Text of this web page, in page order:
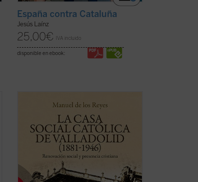
España contra Cataluña
Jesús Laínz
25,00€ IVA incluido
disponible en ebook:
Este libro es una contribución a la historia
del catolicismo social español, con una
atención especial a la Compañía de Jesús
desde algunos de sus protagonistas, los
PP. Francisco de Sales Colina y Marcelino
de la Paz (etapa de los círculos ...